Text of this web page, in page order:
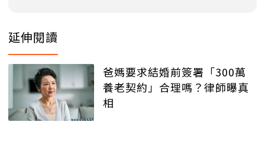
延伸閱讀
爸媽要求結婚前簽署「300萬
養老契約」合理嗎？律師曝真
相